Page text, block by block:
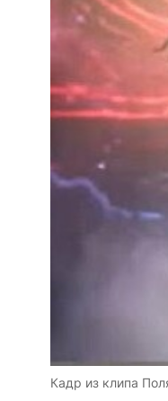
Кадр из клипа